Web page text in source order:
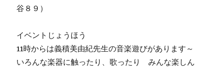
谷８９）
イベントじょうほう
11時からは義積美由紀先生の音楽遊びがあります～
いろんな楽器に触ったり、歌ったり みんな楽しん